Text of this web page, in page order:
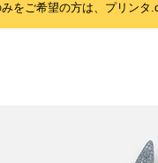
をご希望の方は、プリンタ